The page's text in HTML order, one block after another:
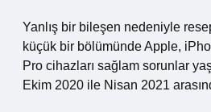
Yanlış bir bileşen nedeniyle
küçük bir bölümünde Apple,
Pro cihazları sağlam sorunlar
Ekim 2020 ile Nisan 2021